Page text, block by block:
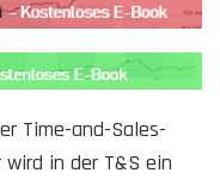
Time-and-Sales-
in der T&S ein